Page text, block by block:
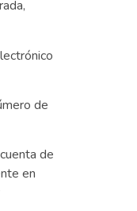
de
de
en